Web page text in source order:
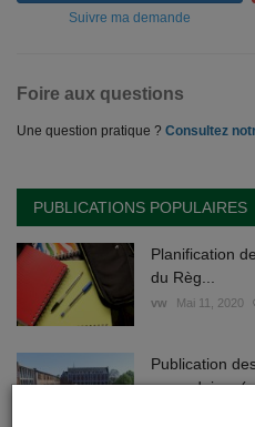
Suivre ma demande
Foire aux questions
Une question pratique ? Consultez
PUBLICATIONS POPULAIRES
Planification
du Règ...
vw Mai 11, 2020
Publication
secondaires